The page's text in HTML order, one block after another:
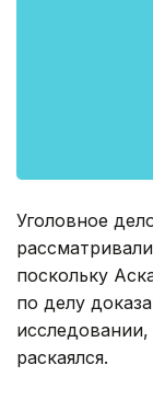
Уголовное
поскольку
по делу
раскаялся.